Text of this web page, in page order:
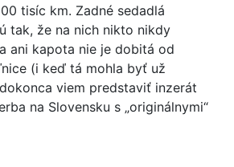
tisíc km. Zadné sedadlá
tak, že na nich nikto nikdy
ani kapota nie je dobitá od
(i keď tá mohla byť už
viem predstaviť inzerát
na Slovensku s „originálnymi“